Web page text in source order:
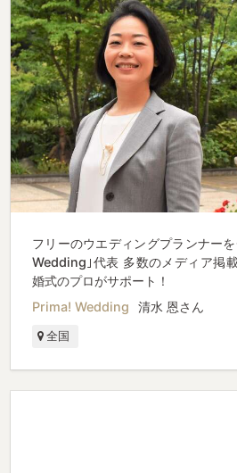
フリーのウエディングプランナー
Wedding｣代表 多数のメディア掲
婚式のプロがサポート！
Prima! Wedding
清水 恩さん
全国